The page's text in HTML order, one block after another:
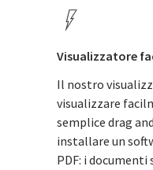
Visualizzatore
Il nostro
visualizzare
semplice drag
installare un
PDF: i